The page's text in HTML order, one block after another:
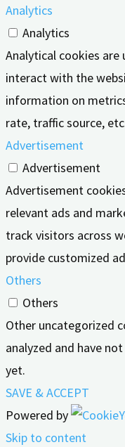
Analytics
Analytics
Analytical cookies
interact with the
information on
rate, traffic source,
Advertisement
Advertisement
Advertisement
relevant ads and
track visitors across
provide customized
Others
Others
Other uncategorized
analyzed and have
yet.
SAVE & ACCEPT
Powered by
Skip to content